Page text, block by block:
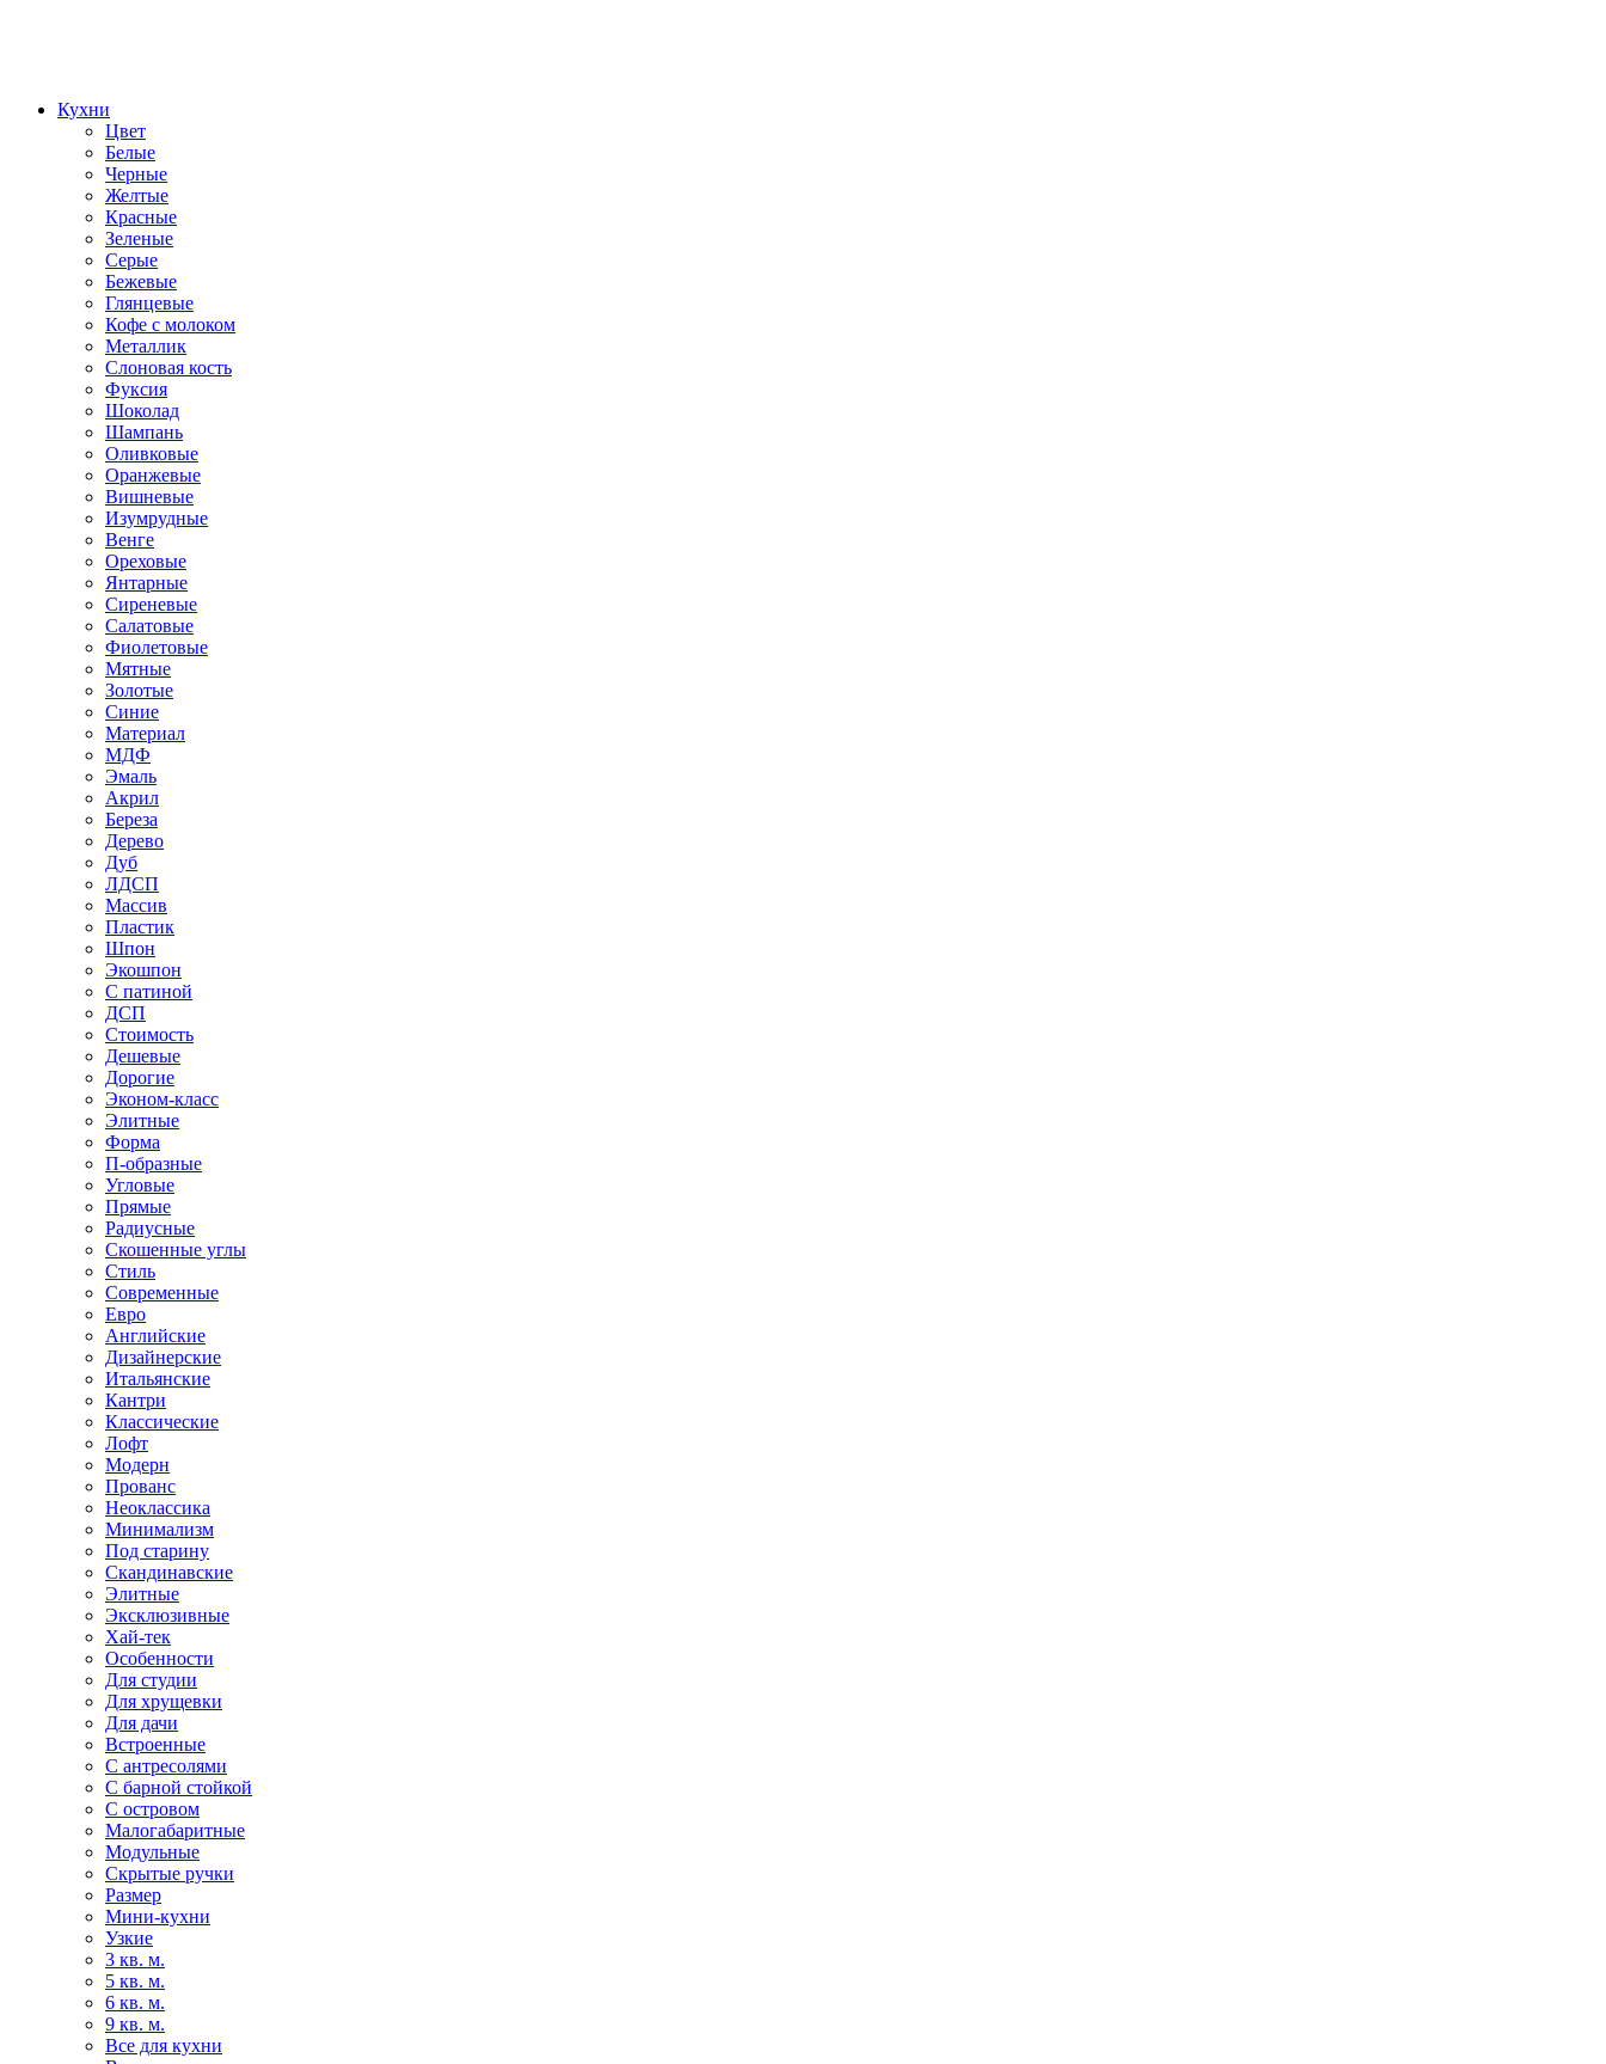
Кухни
Цвет
Белые
Черные
Желтые
Красные
Зеленые
Серые
Бежевые
Глянцевые
Кофе с молоком
Металлик
Слоновая кость
Фуксия
Шоколад
Шампань
Оливковые
Оранжевые
Вишневые
Изумрудные
Венге
Ореховые
Янтарные
Сиреневые
Салатовые
Фиолетовые
Мятные
Золотые
Синие
Материал
МДФ
Эмаль
Акрил
Береза
Дерево
Дуб
ЛДСП
Массив
Пластик
Шпон
Экошпон
С патиной
ДСП
Стоимость
Дешевые
Дорогие
Эконом-класс
Элитные
Форма
П-образные
Угловые
Прямые
Радиусные
Скошенные углы
Стиль
Современные
Евро
Английские
Дизайнерские
Итальянские
Кантри
Классические
Лофт
Модерн
Прованс
Неоклассика
Минимализм
Под старину
Скандинавские
Элитные
Эксклюзивные
Хай-тек
Особенности
Для студии
Для хрущевки
Для дачи
Встроенные
С антресолями
С барной стойкой
С островом
Малогабаритные
Модульные
Скрытые ручки
Размер
Мини-кухни
Узкие
3 кв. м.
5 кв. м.
6 кв. м.
9 кв. м.
Все для кухни